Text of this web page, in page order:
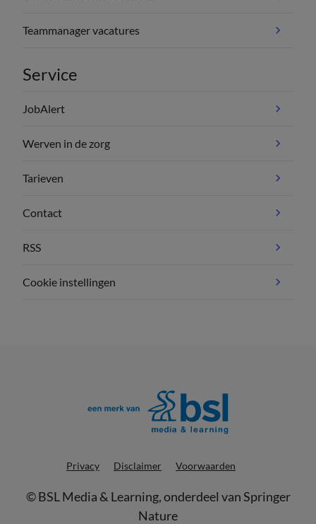
Teammanager vacatures
Service
JobAlert
Werven in de zorg
Tarieven
Contact
RSS
Cookie instellingen
Privacy Disclaimer Voorwaarden
©BSL Media & Learning, onderdeel vanSpringer
Nature